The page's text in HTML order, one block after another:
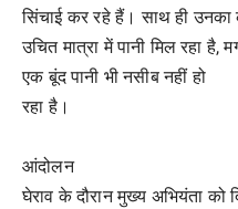
सिंचाई कर रहे हैं। साथ ही
उचित मात्रा में पानी मिल रहा
एक बूंद पानी भी नसीब नहीं हो
रहा है।
गेटमैन को
आंदोलन
घेराव के दौरान मुख्य अभियंता को